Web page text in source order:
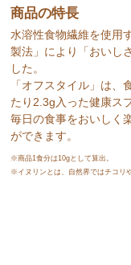
商品の特長
水溶性食物繊維を使用
製法」により「おいし
した。
「オフスタイル」は
たり2.3g入った健康ス
毎日の食事をおいしく
ができます。
※商品1食分は10gとして算出。
※イヌリンとは、自然界ではチコリ